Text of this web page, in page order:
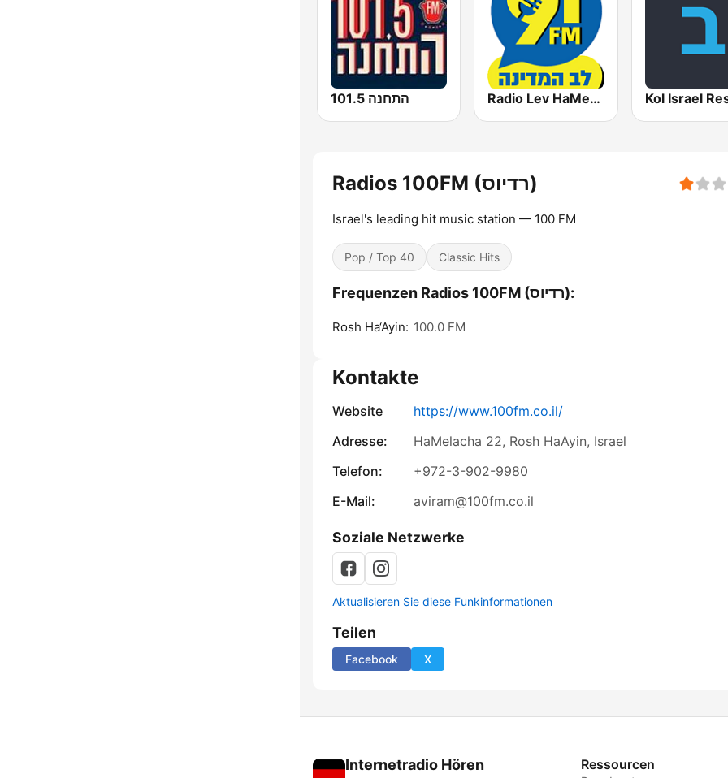
התחנה 101.5 Radio Lev HaMedina 91 FM (לב המדינה)
Radios 100FM (רדיוס)
Israel's leading hit music station — 100 FM
Pop / Top 40 Classic Hits
Frequenzen Radios 100FM (רדיוס):
Rosh Ha‘Ayin: 100.0 FM
Kontakte
Website
https://www.100fm.co.il/
Adresse:
HaMelacha 22, Rosh HaAyin, Israel
Telefon:
+972-3-902-9980
E-Mail:
aviram@100fm.co.il
Soziale Netzwerke
Aktualisieren Sie diese Funkinformationen
Teilen
Facebook X
Internetradio Hören Ressourcen